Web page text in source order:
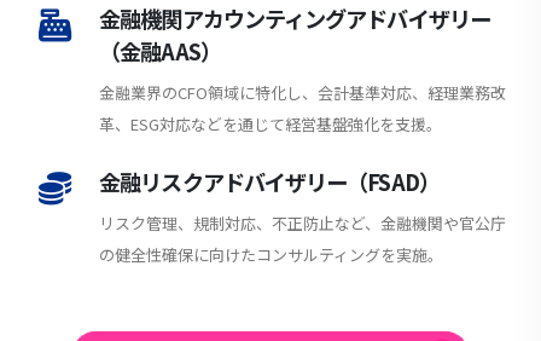
金融機関アカウンティングアドバイザリー
（金融AAS）
金融業界のCFO領域に特化し、会計基準対応、経理業務改
革、ESG対応などを通じて経営基盤強化を支援。
金融リスクアドバイザリー（FSAD）
リスク管理、規制対応、不正防止など、金融機関や官公庁
の健全性確保に向けたコンサルティングを実施。